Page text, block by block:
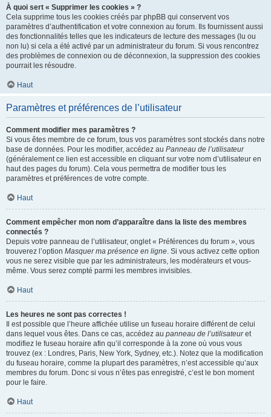
À quoi sert « Supprimer les cookies » ?
Cela supprime tous les cookies créés par phpBB qui conservent vos
paramètres d’authentification et votre connexion au forum. Ils fournissent aussi
des fonctionnalités telles que les indicateurs de lecture des messages (lu ou
non lu) si cela a été activé par un administrateur du forum. Si vous rencontrez
des problèmes de connexion ou de déconnexion, la suppression des cookies
pourrait les résoudre.
Haut
Paramètres et préférences de l’utilisateur
Comment modifier mes paramètres ?
Si vous êtes membre de ce forum, tous vos paramètres sont stockés dans notre
base de données. Pour les modifier, accédez au Panneau de l’utilisateur
(généralement ce lien est accessible en cliquant sur votre nom d’utilisateur en
haut des pages du forum). Cela vous permettra de modifier tous les
paramètres et préférences de votre compte.
Haut
Comment empêcher mon nom d’apparaître dans la liste des membres
connectés ?
Depuis votre panneau de l’utilisateur, onglet « Préférences du forum », vous
trouverez l’option Masquer ma présence en ligne. Si vous activez cette option
vous ne serez visible que par les administrateurs, les modérateurs et vous-
même. Vous serez compté parmi les membres invisibles.
Haut
Les heures ne sont pas correctes !
Il est possible que l’heure affichée utilise un fuseau horaire différent de celui
dans lequel vous êtes. Dans ce cas, accédez au panneau de l’utilisateuret
modifiez le fuseau horaire afin qu’il corresponde à la zone où vous vous
trouvez (ex : Londres, Paris, New York, Sydney, etc.). Notez que la modification
du fuseau horaire, comme la plupart des paramètres, n’est accessible qu’aux
membres du forum. Donc si vous n’êtes pas enregistré, c’est le bon moment
pour le faire.
Haut